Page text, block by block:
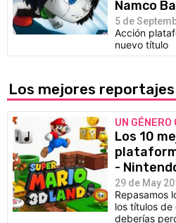
Namco
5 de
Acción
nuevo título
Los mejores
UN GÉNERO
Los 10
-
29 de May
Repasamos
los títulos de
deberías